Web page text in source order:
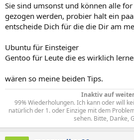
Sie sind umsonst und können alle
gezogen werden, probier halt ein
entscheide Dich für die die Dir am
Ubuntu für Einsteiger
Gentoo für Leute die es wirklich
wären so meine beiden Tips.
Inaktiv auf
99% Wiederholungen. Ich kann oder will
natürlich der 1. oder Einzige mit dem
sehen. Bitte, Danke,